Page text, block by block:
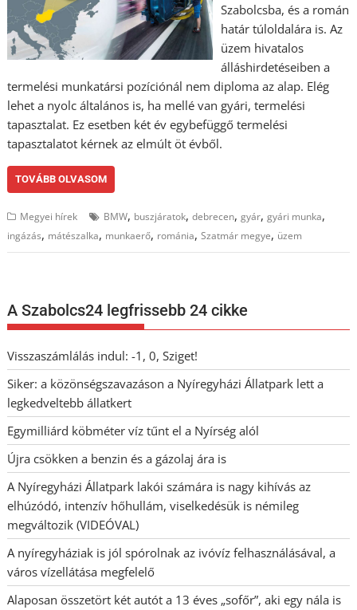
Szabolcsba, és a román
határ túloldalára is. Az
üzem hivatalos
álláshirdetéseiben a
termelési munkatársi pozíciónál nem diploma az alap. Elég
lehet a nyolc általános is, ha mellé van gyári, termelési
tapasztalat. Ez esetben két év egybefüggő termelési
tapasztalatot kérnek az elmúlt öt évből.
TOVÁBB OLVASOM
Megyei hírek BMW, buszjáratok,debrecen,gyár,gyári munka,
ingázás, mátészalka, munkaerő, románia,Szatmár megye, üzem
A Szabolcs24 legfrissebb 24 cikke
Visszaszámlálás indul: -1, 0, Sziget!
Siker: a közönségszavazáson a Nyíregyházi Állatpark lett a
legkedveltebb állatkert
Egymilliárd köbméter víz tűnt el a Nyírség alól
Újra csökken a benzin és a gázolaj ára is
A Nyíregyházi Állatpark lakói számára is nagy kihívás az
elhúzódó, intenzív hőhullám, viselkedésük is némileg
megváltozik (VIDEÓVAL)
A nyíregyháziak is jól spórolnak az ivóvíz felhasználásával, a
város vízellátása megfelelő
Alaposan összetört két autót a 13 éves „sofőr”, aki egy nála is